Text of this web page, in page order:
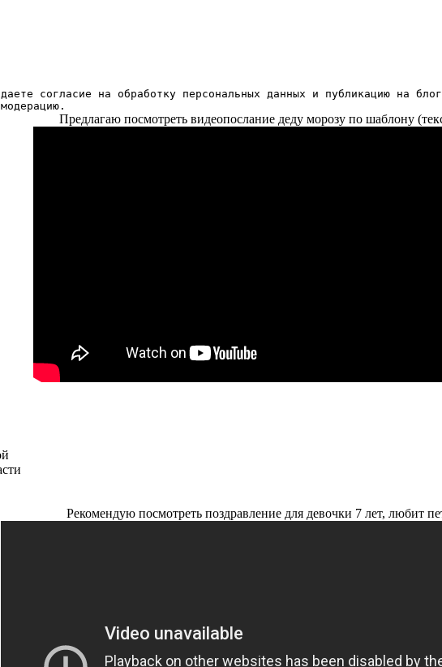
согласие на обработку персональных данных и публикацию на
Предлагаю посмотреть видеопослание деду морозу по шаблону
Рекомендую посмотреть поздравление для девочки 7 лет, любит